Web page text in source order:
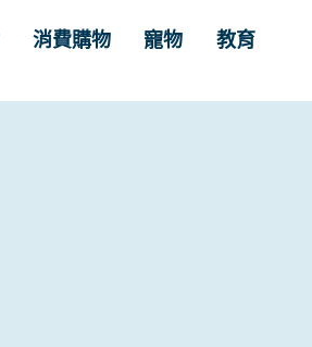
消費購物 寵物 教育